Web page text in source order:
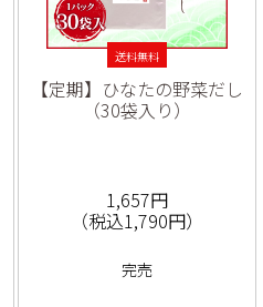
送料無料
【定期】ひなたの野菜だし
（30袋入り）
1,657円
（税込1,790円）
完売